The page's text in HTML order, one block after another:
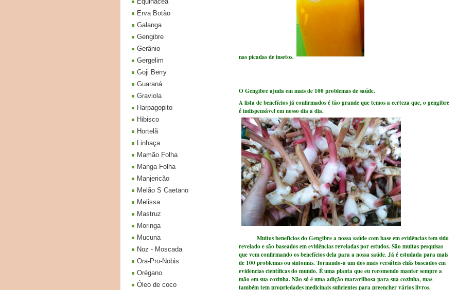
nas picadas de insetos.
O Gengibre ajuda em mais de 100 problemas de saúde.
A lista de benefícios já confirmados é tão grande que temos a certeza que, o gengibre
é indispensável em nosso dia a dia.
Muitos benefícios do Gengibre a nossa saúde com base em evidências tem sido
revelado e são baseados em evidências reveladas por estudos. São muitas pesquisas
que vem confirmando os benefícios dela para a nossa saúde. Já é estudada para mais
de 100 problemas ou sintomas. Tornando-a um dos mais versáteis chás baseados em
evidências científicas do mundo. É uma planta que eu recomendo manter sempre a
mão em sua cozinha. Não só é uma adição maravilhosa para sua cozinha, mas
também tem propriedades medicinais suficientes para preencher vários livros.
Erva Botão
Galanga
Gengibre
Gerânio
Gergelim
Goji Berry
Guaraná
Graviola
Harpagopito
Hibisco
Hortelã
Linhaça
Mamão Folha
Manga Folha
Manjericão
Melão S Caetano
Melissa
Mastruz
Moringa
Mucuna
Noz - Moscada
Ora-Pro-Nobis
Orégano
Óleo de coco